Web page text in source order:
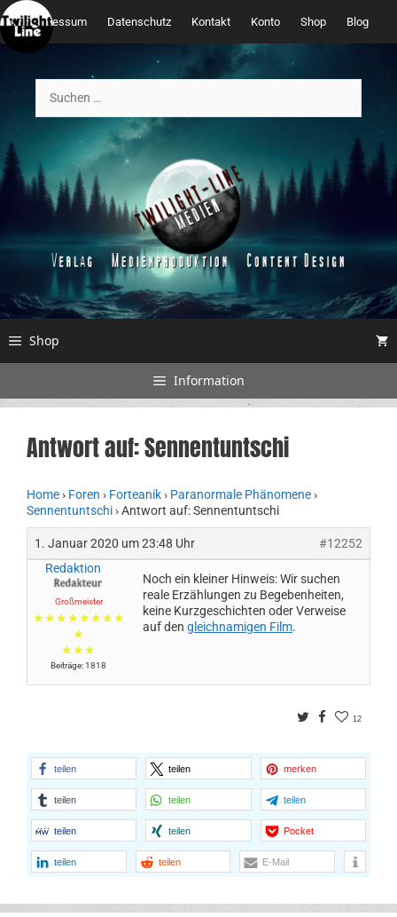
Zum
Inhalt
springen
Impressum Datenschutz Kontakt Konto Shop Blog
nach:
Shop
Information
Antwort auf: Sennentuntschi
Home› Foren › Forteanik› Paranormale Phänomene›
Sennentuntschi›Antwort auf: Sennentuntschi
1. Januar 2020 um 23:48 Uhr
#12252
Redaktion
Großmeister
★★★★★★★★
★
★★★
Beiträge: 1818
Noch ein kleiner Hinweis: Wir suchen
reale Erzählungen zu Begebenheiten,
keine Kurzgeschichten oder Verweise
auf den gleichnamigen Film.
TwitterFacebook
12
teilen teilen merken
teilen teilen teilen
teilen teilen Pocket
teilen teilen E-Mail